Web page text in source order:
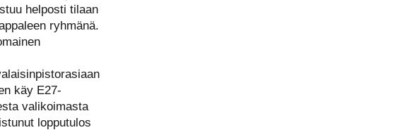
helposti tilaan
ryhmänä.
käy E27-
valikoimasta
lopputulos